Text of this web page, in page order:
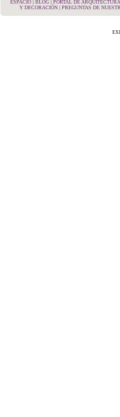
ESPACIO| BLOG| PORTAL DE ARQUITECTURA
Y DECORACIÓN| PREGUNTAS DE